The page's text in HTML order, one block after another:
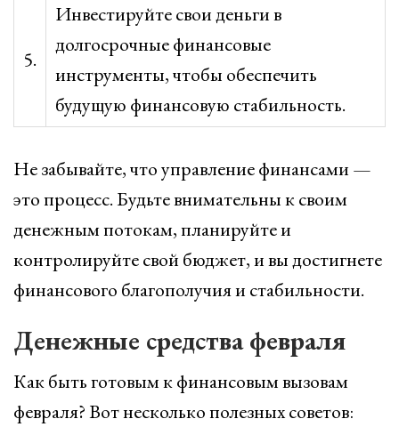
5.
Инвестируйте свои деньги в
долгосрочные финансовые
инструменты, чтобы обеспечить
будущую финансовую стабильность.
Не забывайте, что управление финансами —
это процесс. Будьте внимательны к своим
денежным потокам, планируйте и
контролируйте свой бюджет, и вы достигнете
финансового благополучия и стабильности.
Денежные средства февраля
Как быть готовым к финансовым вызовам
февраля? Вот несколько полезных советов: